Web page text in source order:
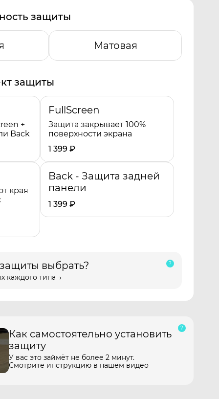
защиты
Матовая
защиты
+
Back
FullScreen
Защита закрывает 100%
поверхности экрана
1 399 ₽
края
Back - Защита задней
панели
1 399 ₽
выбрать?
каждого типа →
Как самостоятельно установить
защиту
У вас это займёт не более 2 минут.
Смотрите инструкцию в нашем видео